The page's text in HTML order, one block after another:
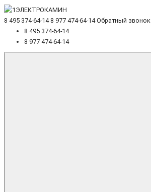
8 495 374-64-14 8 977 474-64-14 Обратный звонок
8 495 374-64-14
8 977 474-64-14